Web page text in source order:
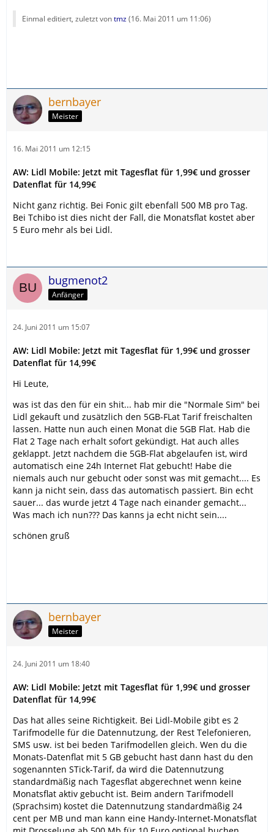
Einmal editiert, zuletzt vontmz(16. Mai 2011 um 11:06)
bernbayer
Meister
16. Mai 2011 um 12:15
AW: Lidl Mobile: Jetzt mit Tagesflat für 1,99€ und grosser
Datenflat für 14,99€
Nicht ganz richtig. Bei Fonic gilt ebenfall 500 MB pro Tag.
Bei Tchibo ist dies nicht der Fall, die Monatsflat kostet aber
5 Euro mehr als bei Lidl.
bugmenot2
Anfänger
24. Juni 2011 um 15:07
AW: Lidl Mobile: Jetzt mit Tagesflat für 1,99€ und grosser
Datenflat für 14,99€
Hi Leute,
was ist das den für ein shit... hab mir die "Normale Sim" bei
Lidl gekauft und zusätzlich den 5GB-FLat Tarif freischalten
lassen. Hatte nun auch einen Monat die 5GB Flat. Hab die
Flat 2 Tage nach erhalt sofort gekündigt. Hat auch alles
geklappt. Jetzt nachdem die 5GB-Flat abgelaufen ist, wird
automatisch eine 24h Internet Flat gebucht! Habe die
niemals auch nur gebucht oder sonst was mit gemacht.... Es
kann ja nicht sein, dass das automatisch passiert. Bin echt
sauer... das wurde jetzt 4 Tage nach einander gemacht...
Was mach ich nun??? Das kanns ja echt nicht sein....
schönen gruß
bernbayer
Meister
24. Juni 2011 um 18:40
AW: Lidl Mobile: Jetzt mit Tagesflat für 1,99€ und grosser
Datenflat für 14,99€
Das hat alles seine Richtigkeit. Bei Lidl-Mobile gibt es 2
Tarifmodelle für die Datennutzung, der Rest Telefonieren,
SMS usw. ist bei beden Tarifmodellen gleich. Wen du die
Monats-Datenflat mit 5 GB gebucht hast dann hast du den
sogenannten STick-Tarif, da wird die Datennutzung
standardmäßig nach Tagesflat abgerechnet wenn keine
Monatsflat aktiv gebucht ist. Beim andern Tarifmodell
(Sprachsim) kostet die Datennutzung standardmäßig 24
cent per MB und man kann eine Handy-Internet-Monatsflat